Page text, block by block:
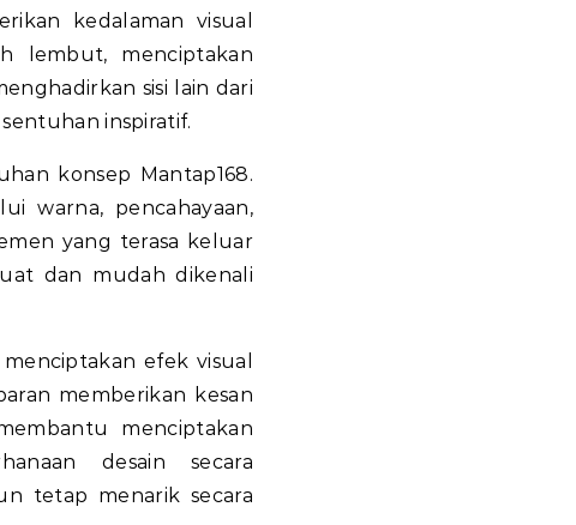
kedalaman visual
lembut, menciptakan
sisi lain dari
inspiratif.
konsep Mantap168.
warna, pencahayaan,
yang terasa keluar
dan mudah dikenali
efek visual
memberikan kesan
menciptakan
desain secara
tetap menarik secara